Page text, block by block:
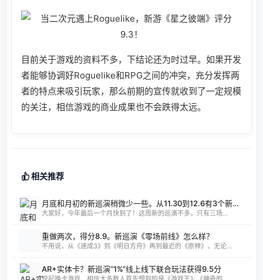
目前关于游戏的资料不多，下结论还为时过早。如果开发
者能够协调好Roguelike和RPG之间的冲突，充分发挥两
者的特点来吸引玩家，那么前期的宣传就收到了一定规模
的关注，相信游戏的商业成果也不会跌得太远。
相关推荐
月底和月初的新巡演稍微少一些。从11.30到12.6有3个新的IOS教程信息
大家好，今年最后一个月快到了！这周新的巡演不多，只有三场...
重做两次，得分8.9。新巡演《零场前线》怎么样？
不用说，从《速成3》到《明日方舟》再到最近的《原神》，无论...
AR+实体卡？新巡演“1%”线上线下联合玩法获得9.5分